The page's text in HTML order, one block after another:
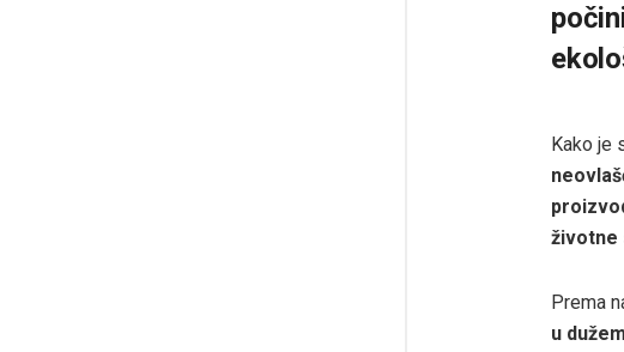
Kako je
životne
Prema
u